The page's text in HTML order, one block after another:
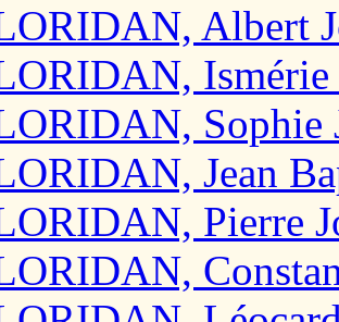
Albert
Ismérie
Sophie
Jean
Pierre